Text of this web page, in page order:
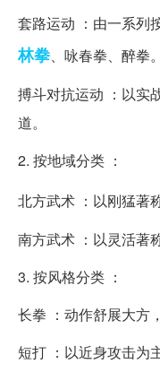
套路运动 ：由一系列
林拳、咏春拳、醉拳。
搏斗对抗运动 ：以实
道。
2. 按地域分类 ：
北方武术 ：以刚猛著
南方武术 ：以灵活著
3. 按风格分类 ：
长拳 ：动作舒展大方
短打 ：以近身攻击为